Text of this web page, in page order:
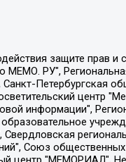
Роман Александрович, Симонов Евгений Алексеевич, Соловьева Елена Анатольевна, Сотников Даниил Владимирович, Сурначева Елизавета Дмитриевна, Автономная некоммерческая организация по защите прав человека и информированию населения "Якутия – Наше Мнение", Общество с ограниченной ответственностью "Москоу диджитал медиа", с 26.01.2023 Общество с ограниченной ответственностью "Чайка Белые сады", Ветошкина Валерия Валерьевна, Заговора Максим Александрович, Межрегиональное общественное движение "Российская ЛГБТ - сеть", Оленичев Максим Владимирович, Павлов Иван Юрьевич, Скворцова Елена Сергеевна, Общество с ограниченной ответственностью "Как бы инагент", Кочетков Игорь Викторович, Общество с ограниченной ответственностью "Честные выборы", Еланчик Олег Александрович, Общество с ограниченной ответственностью "Нобелевский призыв", Гималова Регина Эмилевна, Григорьев Андрей Валерьевич, Григорьева Алина Александровна, Ассоциация по содействию защите прав призывников, альтернативнослужащих и военнослужащих "Правозащитная группа "Гражданин.Армия.Право", Хисамова Регина Фаритовна, Автономная некоммерческая организация по реализации социально-правовых программ "Лилит", Дальневосточное общественное движение "Маяк", Санкт-Петербургская ЛГБТ-инициативная группа "Выход", Инициативная группа ЛГБТ+ "Реверс", Алексеев